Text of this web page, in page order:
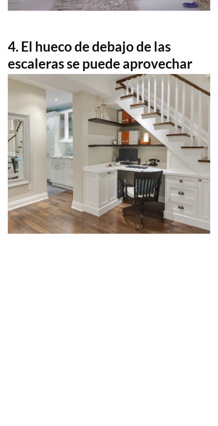
4. El hueco de debajo de las
escaleras se puede aprovechar